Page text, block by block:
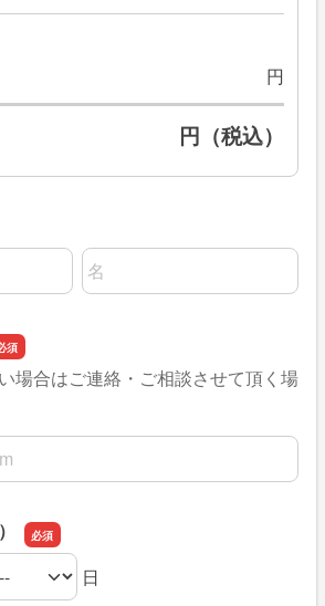
円
円（税込）
名前の名
場合はご連絡・ご相談させて頂く場
の月
の日 日